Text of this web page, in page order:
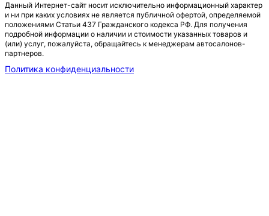
Данный Интернет-сайт носит исключительно информационный характер
и ни при каких условиях не является публичной офертой, определяемой
положениями Статьи 437 Гражданского кодекса РФ. Для получения
подробной информации о наличии и стоимости указанных товаров и
(или) услуг, пожалуйста, обращайтесь к менеджерам автосалонов-
партнеров.
Политика конфиденциальности